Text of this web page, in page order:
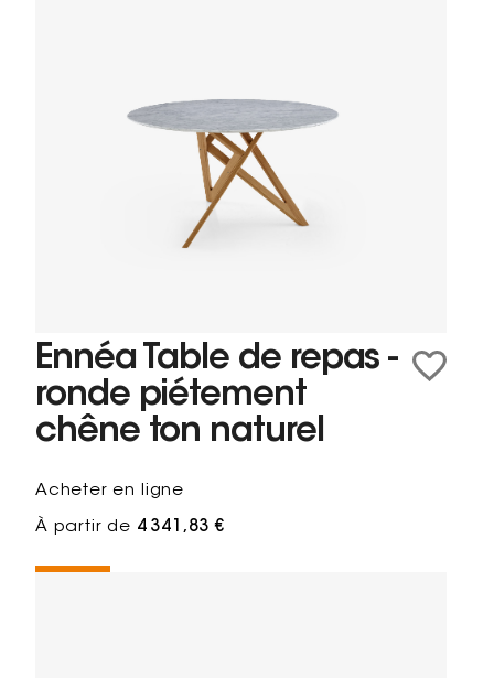
Ennéa Table de repas -
ronde piétement
chêne ton naturel
Acheter en ligne
À partir de 4 341,83 €